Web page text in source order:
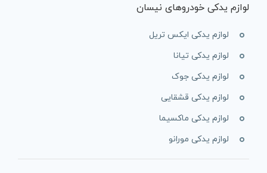
لوازم یدکی خودروهای نیسان
لوازم یدکی ایکس تریل
لوازم یدکی تیانا
لوازم یدکی جوک
لوازم یدکی قشقایی
لوازم یدکی ماکسیما
لوازم یدکی مورانو